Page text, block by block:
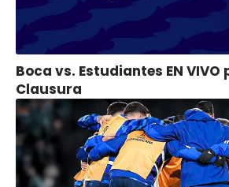
Boca vs. Estudiantes EN VIVO
Clausura